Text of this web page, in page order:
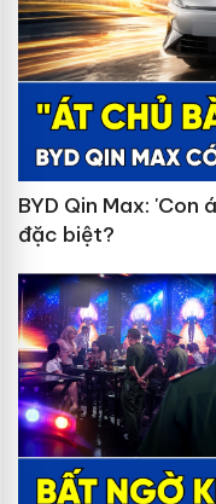
BYD Qin Max: 'Con
đặc biệt?